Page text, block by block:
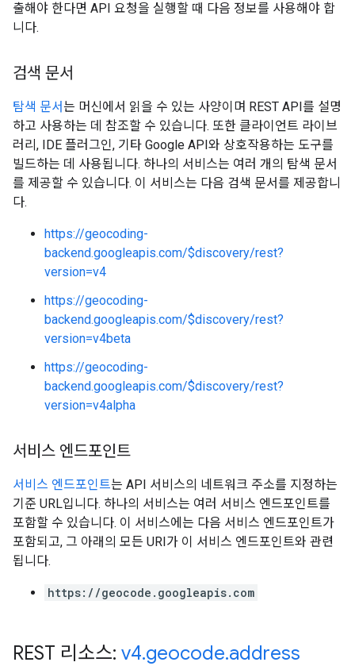
출해야 한다면 API 요청을 실행할 때 다음 정보를 사용해야 합
니다.
검색 문서
탐색 문서는 머신에서 읽을 수 있는 사양이며 REST API를 설명
하고 사용하는 데 참조할 수 있습니다. 또한 클라이언트 라이브
러리, IDE 플러그인, 기타 Google API와 상호작용하는 도구를
빌드하는 데 사용됩니다. 하나의 서비스는 여러 개의 탐색 문서
를 제공할 수 있습니다. 이 서비스는 다음 검색 문서를 제공합니
다.
https://geocoding-
backend.googleapis.com/$discovery/rest?
version=v4
https://geocoding-
backend.googleapis.com/$discovery/rest?
version=v4beta
https://geocoding-
backend.googleapis.com/$discovery/rest?
version=v4alpha
서비스 엔드포인트
서비스 엔드포인트는 API 서비스의 네트워크 주소를 지정하는
기준 URL입니다. 하나의 서비스는 여러 서비스 엔드포인트를
포함할 수 있습니다. 이 서비스에는 다음 서비스 엔드포인트가
포함되고, 그 아래의 모든 URI가 이 서비스 엔드포인트와 관련
됩니다.
https://geocode.googleapis.com
REST 리소스: v4.geocode.address